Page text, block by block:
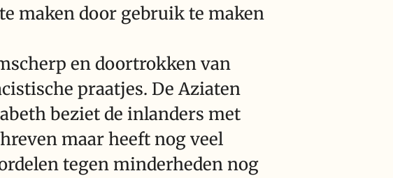
maken door gebruik te maken
en doortrokken van
praatjes. De Aziaten
beziet de inlanders met
maar heeft nog veel
tegen minderheden nog